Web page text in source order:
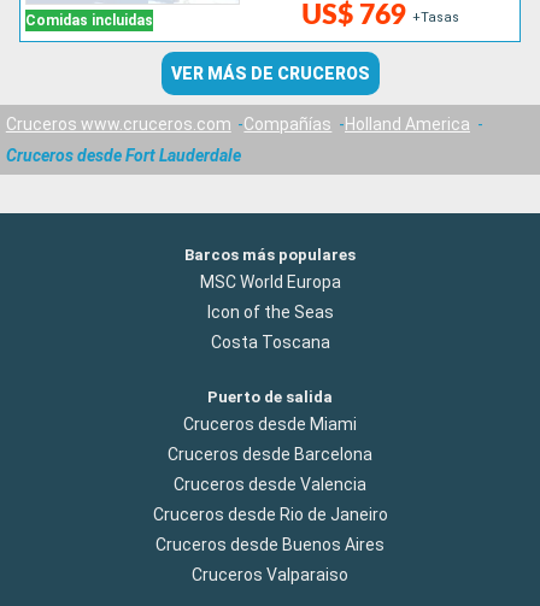
Comidas incluidas US$ 769 +Tasas
VER MÁS DE CRUCEROS
Cruceros www.cruceros.com Compañías
Holland America
Cruceros desde Fort Lauderdale
Barcos más populares
MSC World Europa
Icon of the Seas
Costa Toscana
Puerto de salida
Cruceros desde Miami
Cruceros desde Barcelona
Cruceros desde Valencia
Cruceros desde Rio de Janeiro
Cruceros desde Buenos Aires
Cruceros Valparaiso